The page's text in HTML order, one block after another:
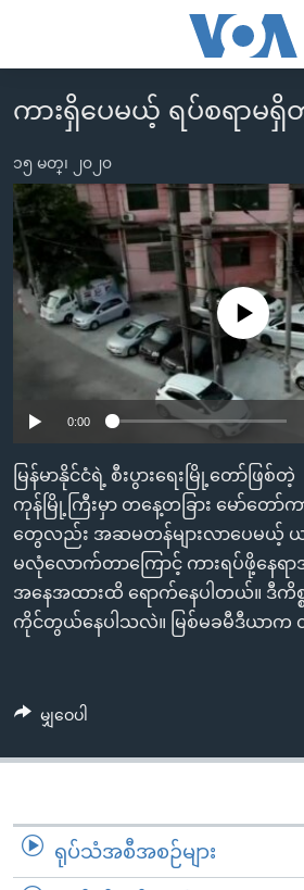
လွယ်ကူ
သည့်
Link
များ
ပင်မ
အကြောင်းအရာ
ပင်မ
အ
ညွန်း
စာမျက်နှာ
ကျော်
ကြည့်
နေရာ
မူလစာမျက်နှာ
ကမ္ဘာ့သတင်းများ
နိုင်ငံတကာ
အမေရိကန်
တရုတ်
အစ္စရေး-ပါလက်စတိုင်း
ဗွီဒီယို
သတင်းလွတ်လပ်ခွင့်
ရပ်ဝန်းတခု လမ်းတခု အလွန်
အင်္ဂလိပ်စာလေ့လာမယ်
အမေရိကန်သုံးအီဒီယံ
မကြေးမုံရဲ့ အင်္ဂလိပ်စာ
ရုပ်ရှင်ထဲက အင်္ဂလိပ်စာ
သုတပဒေသာ အင်္ဂလိပ်စာ
အပတ်စဉ်ကဏ္ဍများ
ရေဒီယို
တီဗွီ
ရေဒီယိုနှင့်ရုပ်သံ အချက်အလက်များ
ရေဒီယို/တီဗွီအစီအစဉ်
Learning English
ဗွီအိုအေ လူမှုကွန်ယက်များ
ကားရှိပေမယ့် ရပ်စရာမ
၁၅ မတ္၊ ၂၀၂၀
No media source
0:00
မြန်မာနိုင်ငံရဲ့ စီးပွားရေးမြို့တော်ဖြစ်တဲ့
ကုန်မြို့ကြီးမှာ တနေ့တခြား မော်တော်က
တွေလည်း အဆမတန်များလာပေမယ့် ယာ
မလုံလောက်တာကြောင့် ကားရပ်ဖို့နေ
အနေအထားထိ ရောက်နေပါတယ်။ ဒီ
ကိုင်တွယ်နေပါသလဲ။ မြစ်မခမီဒီယာက
မျှဝေပါ
ရုပ်သံအစီအစဉ်များ